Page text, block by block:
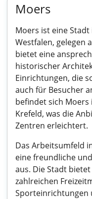
Moers
Moers ist eine
Westfalen, gelegen
bietet eine
historischer
Einrichtungen, die
auch für Besucher
befindet sich
Krefeld, was die
Zentren erleichtert.
Das Arbeitsumfeld
eine freundliche
aus. Die Stadt
zahlreichen
Sporteinrichtungen